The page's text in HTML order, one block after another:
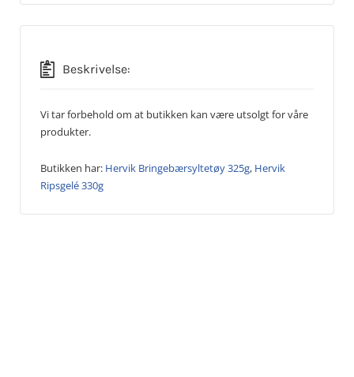
Beskrivelse:
Vi tar forbehold om at butikken kan være utsolgt for våre
produkter.
Butikken har: Hervik Bringebærsyltetøy 325g, Hervik
Ripsgelé 330g